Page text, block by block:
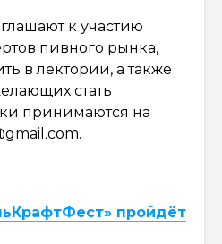
к участию
пивного рынка,
в лектории, а также
стать
принимаются на
.
пройдёт